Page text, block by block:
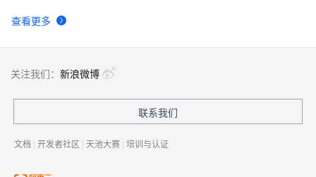
查看更多
关注我们： 新浪微博
联系我们
文档 | 开发者社区 | 天池大赛 | 培训与认证